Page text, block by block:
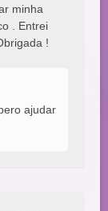
minha
. Entrei
!
ajudar